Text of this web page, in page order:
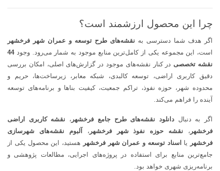
چرا این محصول ارزشمند است؟
اگر هدف شما دسترسی به نقشه‌های طرح توسعه و عمران شهر فرخشهر
است، این مجموعه یکی از کامل‌ترین منابع موجود به شمار می‌رود. وجود44
نقشه تخصصی در کنار نقشه‌های موجود در گزارش‌های اصلی، امکان بررسی
دقیق کاربری اراضی، توسعه کالبدی، شبکه معابر، زیرساخت‌ها، حریم و
محدوده شهر، حوزه نفوذ، تراکم جمعیت، کیفیت بناها و برنامه‌های توسعه
آینده را فراهم می‌کند.
اگر به دنبالدانلود نقشه‌های طرح جامع فرخشهر ، نقشه کاربری اراضی
فرخشهر ، نقشه حوزه نفوذ شهر فرخشهر ،
آلبوم نقشه‌های شهرسازی
فرخشهر
یا اسناد توسعه و عمران شهر فرخشهر
هستید، این محصول یکی از
جامع‌ترین منابع برای استفاده در پروژه‌های اجرایی، مطالعات پژوهشی و
برنامه‌ریزی شهری خواهد بود.